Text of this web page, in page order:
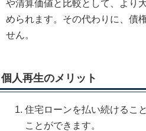
や清算価値と比較として、より
められます。その代わりに、債
せん。
個人再生のメリット
住宅ローンを払い続けるこ
ことができます。